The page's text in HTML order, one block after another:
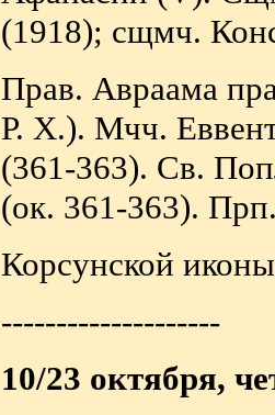
(1918); сщмч.
Прав. Авраама
Р. X.). Мчч.
(361-363). Св.
(ок. 361-363).
Корсунской
--------------------
10/23 октября,